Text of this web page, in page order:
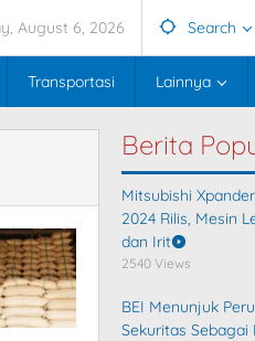
August 6, 2026 Search
Transportasi Lainnya
Berita
Mitsubishi
2024 Rilis, Mesin
dan Irit
2540 Views
BEI Menunjuk
Sekuritas Sebagai